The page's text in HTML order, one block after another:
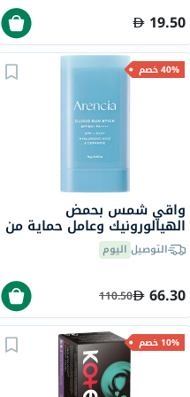
19.50
40% خصم
واقي شمس بحمض
الهيالورونيك وعامل حماية من
الشمس SPF50+ PA++++
أرينسيا، 18 جرام
التوصيل اليوم
66.30
110.50
10% خصم